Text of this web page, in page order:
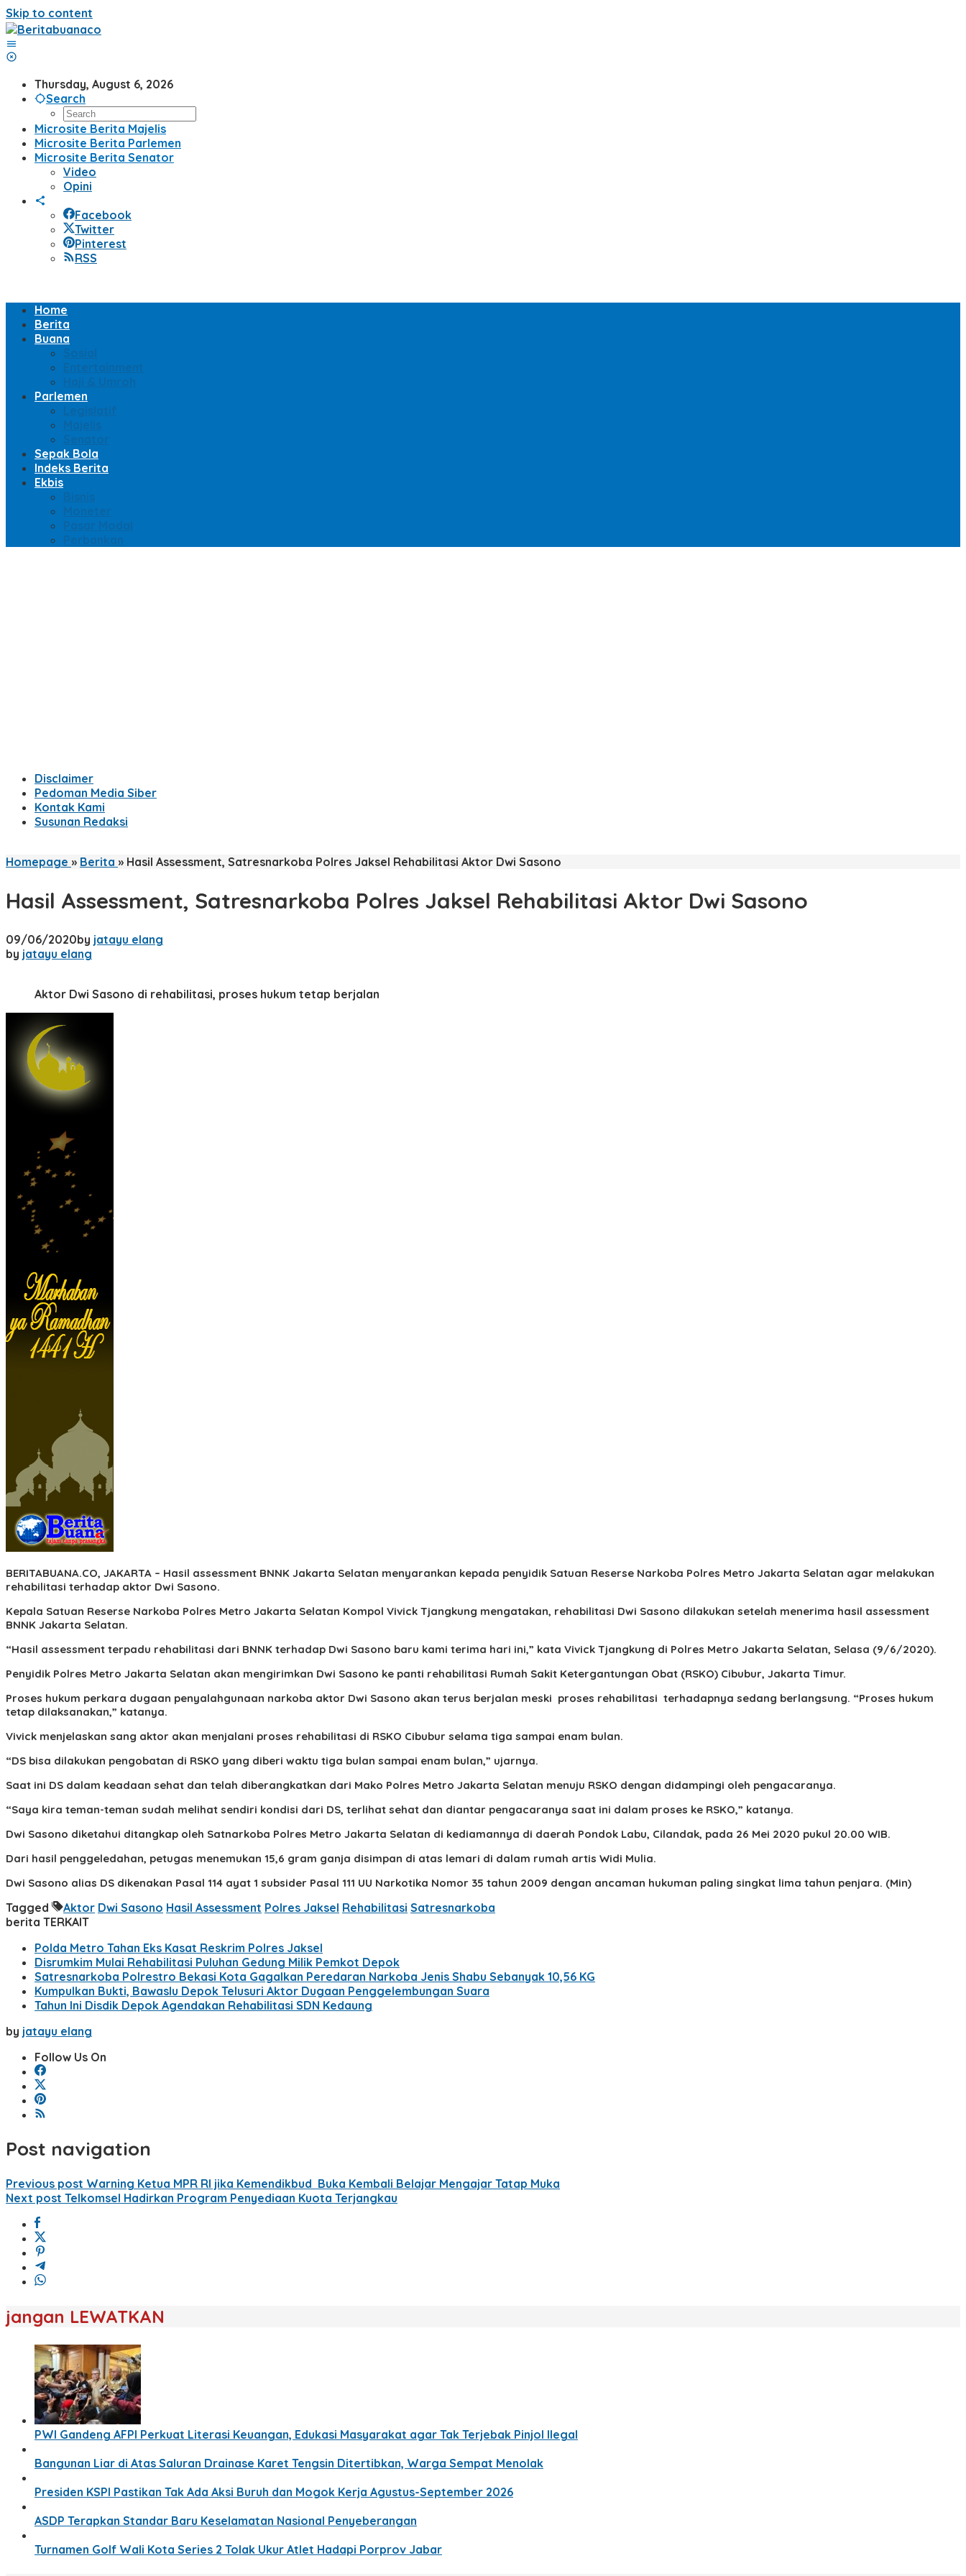
Skip to content
Thursday, August 6, 2026
Search
Microsite Berita Majelis
Microsite Berita Parlemen
Microsite Berita Senator
Video
Opini
Facebook
Twitter
Pinterest
RSS
Home
Berita
Buana
Sosial
Entertainment
Haji & Umroh
Parlemen
Legislatif
Majelis
Senator
Sepak Bola
Indeks Berita
Ekbis
Bisnis
Moneter
Pasar Modal
Perbankan
Disclaimer
Pedoman Media Siber
Kontak Kami
Susunan Redaksi
Homepage » Berita » Hasil Assessment, Satresnarkoba Polres Jaksel Rehabilitasi Aktor Dwi Sasono
Hasil Assessment, Satresnarkoba Polres Jaksel Rehabilitasi Aktor Dwi Sasono
09/06/2020by jatayu elang
by jatayu elang
Aktor Dwi Sasono di rehabilitasi, proses hukum tetap berjalan
BERITABUANA.CO, JAKARTA – Hasil assessment BNNK Jakarta Selatan menyarankan kepada penyidik Satuan Reserse Narkoba Polres Metro Jakarta Selatan agar melakukan
rehabilitasi terhadap aktor Dwi Sasono.
Kepala Satuan Reserse Narkoba Polres Metro Jakarta Selatan Kompol Vivick Tjangkung mengatakan, rehabilitasi Dwi Sasono dilakukan setelah menerima hasil assessment
BNNK Jakarta Selatan.
“Hasil assessment terpadu rehabilitasi dari BNNK terhadap Dwi Sasono baru kami terima hari ini,” kata Vivick Tjangkung di Polres Metro Jakarta Selatan, Selasa (9/6/2020).
Penyidik Polres Metro Jakarta Selatan akan mengirimkan Dwi Sasono ke panti rehabilitasi Rumah Sakit Ketergantungan Obat (RSKO) Cibubur, Jakarta Timur.
Proses hukum perkara dugaan penyalahgunaan narkoba aktor Dwi Sasono akan terus berjalan meski proses rehabilitasi terhadapnya sedang berlangsung. “Proses hukum
tetap dilaksanakan,” katanya.
Vivick menjelaskan sang aktor akan menjalani proses rehabilitasi di RSKO Cibubur selama tiga sampai enam bulan.
“DS bisa dilakukan pengobatan di RSKO yang diberi waktu tiga bulan sampai enam bulan,” ujarnya.
Saat ini DS dalam keadaan sehat dan telah diberangkatkan dari Mako Polres Metro Jakarta Selatan menuju RSKO dengan didampingi oleh pengacaranya.
“Saya kira teman-teman sudah melihat sendiri kondisi dari DS, terlihat sehat dan diantar pengacaranya saat ini dalam proses ke RSKO,” katanya.
Dwi Sasono diketahui ditangkap oleh Satnarkoba Polres Metro Jakarta Selatan di kediamannya di daerah Pondok Labu, Cilandak, pada 26 Mei 2020 pukul 20.00 WIB.
Dari hasil penggeledahan, petugas menemukan 15,6 gram ganja disimpan di atas lemari di dalam rumah artis Widi Mulia.
Dwi Sasono alias DS dikenakan Pasal 114 ayat 1 subsider Pasal 111 UU Narkotika Nomor 35 tahun 2009 dengan ancaman hukuman paling singkat lima tahun penjara. (Min)
Tagged Aktor Dwi Sasono Hasil Assessment Polres Jaksel Rehabilitasi Satresnarkoba
berita TERKAIT
Polda Metro Tahan Eks Kasat Reskrim Polres Jaksel
Disrumkim Mulai Rehabilitasi Puluhan Gedung Milik Pemkot Depok
Satresnarkoba Polrestro Bekasi Kota Gagalkan Peredaran Narkoba Jenis Shabu Sebanyak 10,56 KG
Kumpulkan Bukti, Bawaslu Depok Telusuri Aktor Dugaan Penggelembungan Suara
Tahun Ini Disdik Depok Agendakan Rehabilitasi SDN Kedaung
by jatayu elang
Follow Us On
Post navigation
Previous post Warning Ketua MPR RI jika Kemendikbud Buka Kembali Belajar Mengajar Tatap Muka
Next post Telkomsel Hadirkan Program Penyediaan Kuota Terjangkau
jangan LEWATKAN
PWI Gandeng AFPI Perkuat Literasi Keuangan, Edukasi Masyarakat agar Tak Terjebak Pinjol Ilegal
Bangunan Liar di Atas Saluran Drainase Karet Tengsin Ditertibkan, Warga Sempat Menolak
Presiden KSPI Pastikan Tak Ada Aksi Buruh dan Mogok Kerja Agustus-September 2026
ASDP Terapkan Standar Baru Keselamatan Nasional Penyeberangan
Turnamen Golf Wali Kota Series 2 Tolak Ukur Atlet Hadapi Porprov Jabar